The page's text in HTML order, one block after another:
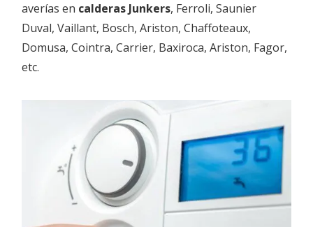
averías en calderas Junkers, Ferroli, Saunier
Duval, Vaillant, Bosch, Ariston, Chaffoteaux,
Domusa, Cointra, Carrier, Baxiroca, Ariston, Fagor,
etc.